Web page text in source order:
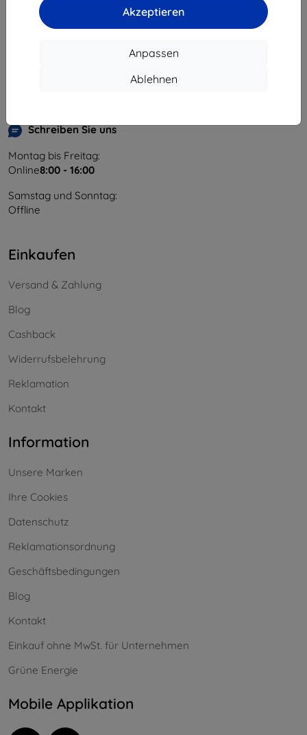
Akzeptieren
Anpassen
Ablehnen
Unternehmens-ID:
46701494
USt-IdNr.:SK2023549671
Schreiben Sie uns
Montag bis Freitag:
Online8:00 - 16:00
Samstag und Sonntag:
Offline
Einkaufen
Versand & Zahlung
Blog
Cashback
Widerrufsbelehrung
Reklamation
Kontakt
Information
Unsere Marken
Ihre Cookies
Datenschutz
Reklamationsordnung
Geschäftsbedingungen
Blog
Kontakt
Einkauf ohne MwSt. für Unternehmen
Grüne Energie
Mobile Applikation